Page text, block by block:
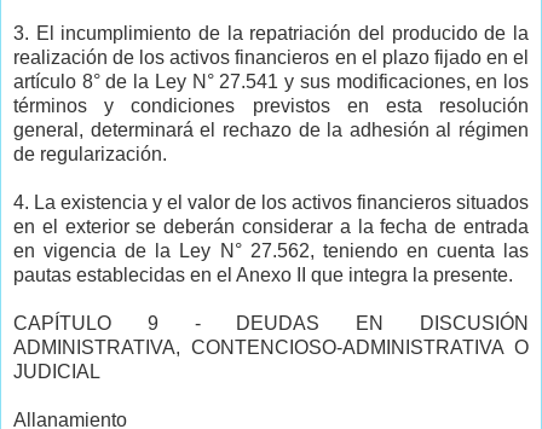
3. El incumplimiento de la repatriación del producido de la
realización de los activos financieros en el plazo fijado en el
artículo 8° de la Ley N° 27.541 y sus modificaciones, en los
términos y condiciones previstos en esta resolución
general, determinará el rechazo de la adhesión al régimen
de regularización.
4. La existencia y el valor de los activos financieros situados
en el exterior se deberán considerar a la fecha de entrada
en vigencia de la Ley N° 27.562, teniendo en cuenta las
pautas establecidas en el Anexo II que integra la presente.
CAPÍTULO 9 - DEUDAS EN DISCUSIÓN
ADMINISTRATIVA, CONTENCIOSO-ADMINISTRATIVA O
JUDICIAL
Allanamiento